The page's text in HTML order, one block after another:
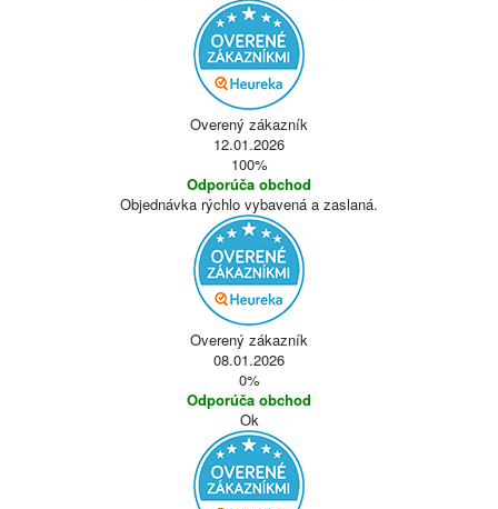
Overený zákazník
12.01.2026
100%
Odporúča obchod
Objednávka rýchlo vybavená a zaslaná.
Overený zákazník
08.01.2026
0%
Odporúča obchod
Ok